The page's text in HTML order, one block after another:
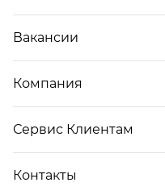
Вакансии
Компания
Сервис Клиентам
Контакты